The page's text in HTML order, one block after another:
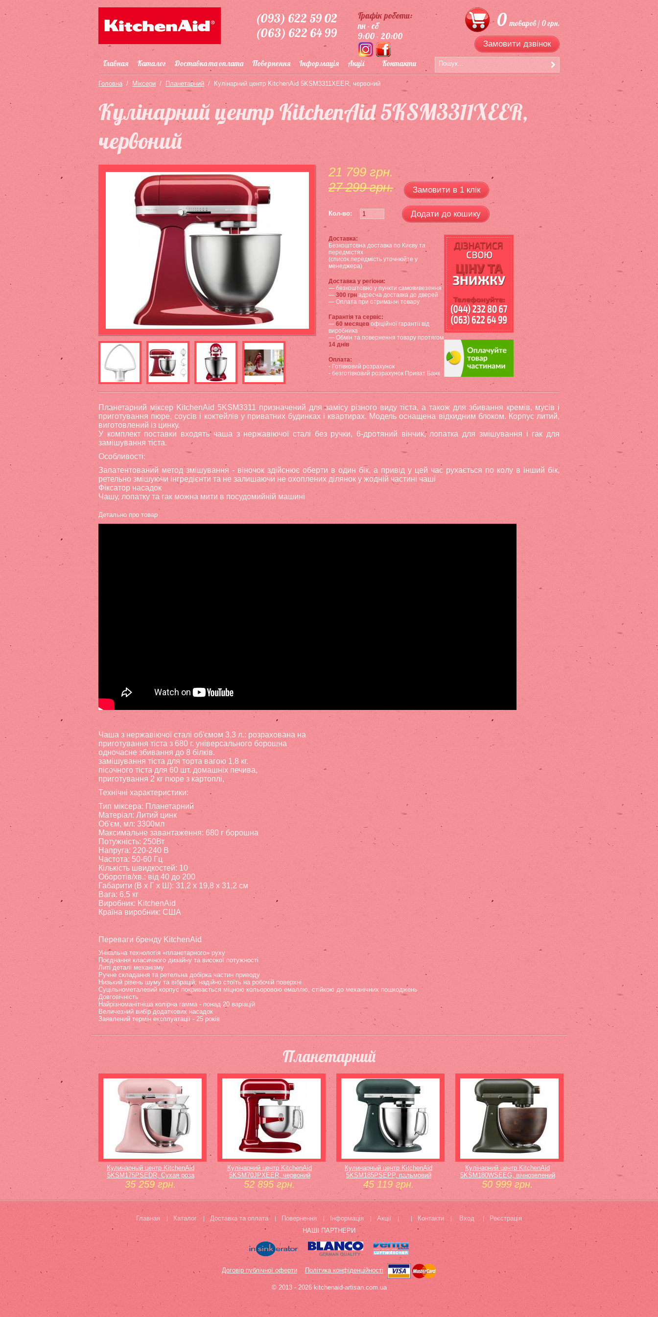
(093) 622 59 02
(063) 622 64 99
Графік роботи:
пн - сб
9:00 - 20:00
0 товаров / 0 грн.
Замовити дзвінок
Главная Каталог Доставка та оплата Повернення Інформація Акції Контакти
Головна/ Міксери / Планетарний / Кулінарний центр KitchenAid 5KSM3311XEER, червоний
Кулінарний центр KitchenAid 5KSM3311XEER,
червоний
21 799 грн.
27 299 грн.
Замовити в 1 клік
Кол-во: Додати до кошику
Доставка:
Безкоштовна доставка по Києву та
передмістях
(список передмість уточнюйте у
менеджера)
Доставка у регіони:
— безкоштовно у пункти самовивезення
— 300 грн адресна доставка до дверей
— Оплата при отриманні товару
Гарантія та сервіс:
— 60 месяцев офіційної гарантії від
виробника
— Обмін та повернення товару протягом
14 днів
Оплата:
- Готівковий розрахунок
- безготівковий розрахунок Приват Банк
Планетарний міксер KitchenAid 5KSM3311 призначений для замісу різного виду тіста, а також для збивання кремів, мусів і
приготування пюре, соусів і коктейлів у приватних будинках і квартирах. Модель оснащена відкидним блоком. Корпус литий,
виготовлений із цинку.
У комплект поставки входять чаша з нержавіючої сталі без ручки, 6-дротяний вінчик, лопатка для змішування і гак для
замішування тіста.
Особливості:
Запатентований метод змішування - віночок здійснює оберти в один бік, а привід у цей час рухається по колу в інший бік,
ретельно змішуючи інгредієнти та не залишаючи не охоплених ділянок у жодній частині чаші
Фіксатор насадок
Чашу, лопатку та гак можна мити в посудомийній машині
Детально про товар
Чаша з нержавіючої сталі об'ємом 3,3 л.: розрахована на
приготування тіста з 680 г. універсального борошна
одночасне збивання до 8 білків.
замішування тіста для торта вагою 1,8 кг.
пісочного тіста для 60 шт. домашніх печива,
приготування 2 кг пюре з картоплі,
Технічні характеристики:
Тип міксера: Планетарний
Матеріал: Литий цинк
Об'єм, мл: 3300мл
Максимальне завантаження: 680 г борошна
Потужність: 250Вт
Напруга: 220-240 В
Частота: 50-60 Гц
Кількість швидкостей: 10
Оборотів/хв.: від 40 до 200
Габарити (В х Г х Ш): 31,2 x 19,8 x 31,2 см
Вага: 6,5 кг
Виробник: KitchenAid
Країна виробник: США
Переваги бренду KitchenAid
Унікальна технологія «планетарного» руху
Поєднання класичного дизайну та високої потужності
Литі деталі механізму
Ручне складання та ретельна добірка частин приводу
Низький рівень шуму та вібрацій; надійно стоїть на робочій поверхні
Суцільнометалевий корпус покривається міцною кольоровою емаллю, стійкою до механічних пошкоджень
Довговічність
Найрізноманітніша колірна гамма - понад 20 варіацій
Величезний вибір додаткових насадок
Заявлений термін експлуатації - 25 років
Планетарний
Кулинарный центр KitchenAid
5KSM175PSEDR, Сухая роза
35 259 грн.
Кулінарний центр KitchenAid
5KSM70JPXEER, червоний
52 895 грн.
Кулинарный центр KitchenAid
5KSM185PSEPP, пальмовий
45 119 грн.
Кулінарний центр KitchenAid
5KSM180WSEEG, вічнозелений
50 999 грн.
Главная Каталог Доставка та оплата Повернення Інформація Акції Контакти Вход
Реєстрація
НАШІ ПАРТНЕРИ
Договір публічної оферти Політика конфіденційності
© 2013 - 2026 kitchenaid-artisan.com.ua